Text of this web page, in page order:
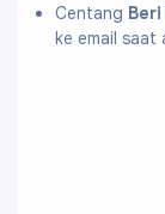
Centang
ke email saat